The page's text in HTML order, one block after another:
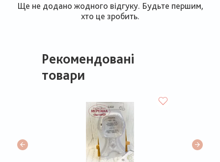
Ще не додано жодного відгуку. Будьте першим,
хто це зробить.
Рекомендовані
товари